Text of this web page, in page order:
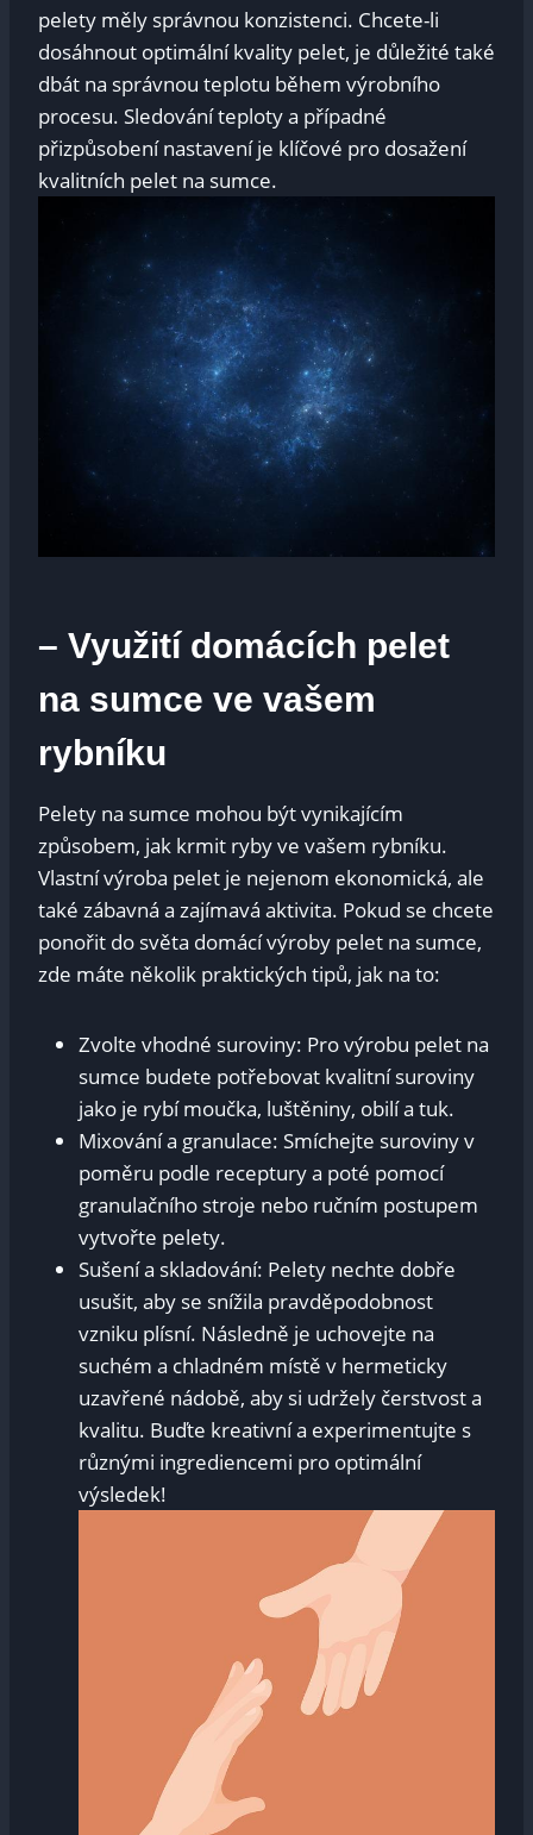
pelety měly správnou konzistenci. Chcete-li
dosáhnout optimální kvality pelet, je důležité také
dbát na správnou teplotu během výrobního
procesu. Sledování teploty a případné
přizpůsobení nastavení je klíčové pro dosažení
kvalitních pelet na sumce.
– Využití domácích pelet
na sumce ve vašem
rybníku
Pelety na sumce mohou být vynikajícím
způsobem, jak krmit ryby ve vašem rybníku.
Vlastní výroba pelet je nejenom ekonomická, ale
také zábavná a zajímavá aktivita. Pokud se chcete
ponořit do světa domácí výroby pelet na sumce,
zde máte několik praktických tipů, jak na to:
Zvolte vhodné suroviny: Pro výrobu pelet na
sumce budete potřebovat kvalitní suroviny
jako je rybí moučka, luštěniny, obilí a tuk.
Mixování a granulace: Smíchejte suroviny v
poměru podle receptury a poté pomocí
granulačního stroje nebo ručním postupem
vytvořte pelety.
Sušení a skladování: Pelety nechte dobře
usušit, aby se snížila pravděpodobnost
vzniku plísní. Následně je uchovejte na
suchém a chladném místě v hermeticky
uzavřené nádobě, aby si udržely čerstvost a
kvalitu. Buďte kreativní a experimentujte s
různými ingrediencemi pro optimální
výsledek!